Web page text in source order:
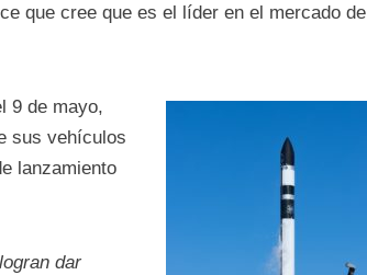
que cree que es el líder en el mercado de
9 de mayo,
sus vehículos
lanzamiento
dar